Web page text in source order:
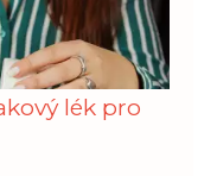
lék pro